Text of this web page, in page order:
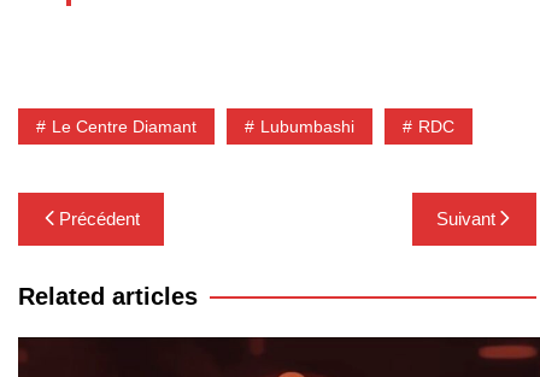
Le Centre Diamant Lubumbashi RDC
Navigation
de
l’article
Précédent Suivant
Related articles